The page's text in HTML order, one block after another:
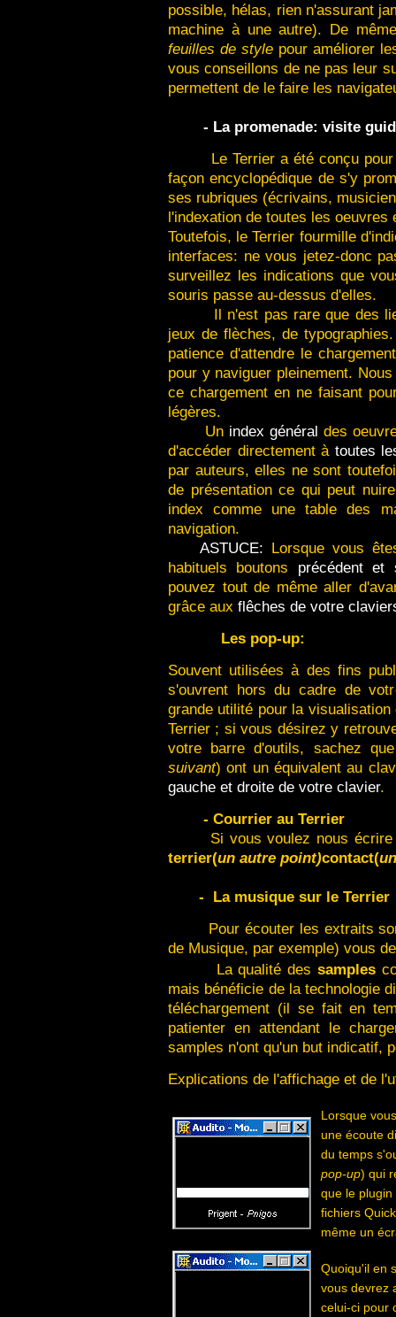
possible, hélas, rien n'assurant
machine à une autre). De
feuilles de stylepour améliorer
vous conseillons de ne pas leur
permettent de le faire les
- La promenade: visite
Le Terrier a été conçu
façon encyclopédique de s'y
ses rubriques (écrivains,
l'indexation de toutes les oeuvres
Toutefois, le Terrier fourmille
interfaces: ne vous jetez-donc
surveillez les indications que
souris passe au-dessus d'elles.
Il n'est pas rare que des
jeux de flèches, de
patience d'attendre le
pour y naviguer pleinement.
ce chargement en ne faisant
légères.
Un index général des
d'accéder directement à toutes
par auteurs, elles ne sont
de présentation ce qui peut
index comme une table des
navigation.
ASTUCE: Lorsque vous
habituels boutons précédent et
pouvez tout de même aller
grâce aux flêches de votre
Les pop-up:
Souvent utilisées à des fins
s'ouvrent hors du cadre de
grande utilité pour la
Terrier ; si vous désirez y
votre barre d'outils, sachez
suivant) ont un équivalent au
gauche et droite de votre clavier.
- Courrier au Terrier
Si vous voulez nous
terrier(un autre point)contact(
- La musique sur le Terrier
Pour écouter les extraits
de Musique, par exemple) vous
La qualité dessamples
mais bénéficie de la technologie
téléchargement (il se fait en
patienter en attendant le
samples n'ont qu'un but indicatif,
Explications de l'affichage et de
Lorsque
une écoute
du temps
pop-up) qui
que le
fichiers
même un
Quoiqu'il en
vous devrez
celui-ci pour